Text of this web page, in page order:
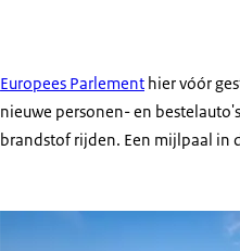
Europees Parlement hier vóór
nieuwe personen- en
brandstof rijden. Een mijlpaal in